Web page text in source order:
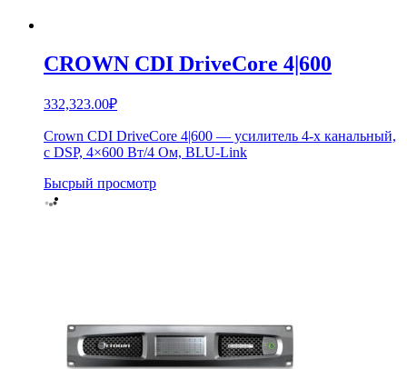
CROWN CDI DriveCore 4|600
332,323.00₽
Crown CDI DriveCore 4|600 — усилитель 4-х канальный,
с DSP, 4×600 Вт/4 Ом, BLU-Link
Бысрый просмотр